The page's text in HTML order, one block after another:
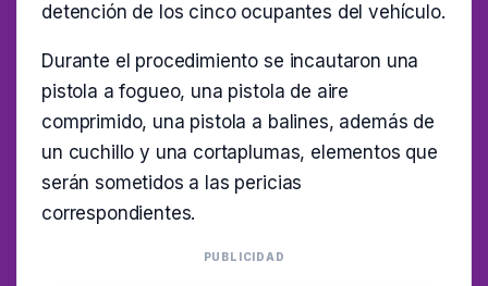
detención de los cinco ocupantes del vehículo.
Durante el procedimiento se incautaron una
pistola a fogueo, una pistola de aire
comprimido, una pistola a balines, además de
un cuchillo y una cortaplumas, elementos que
serán sometidos a las pericias
correspondientes.
PUBLICIDAD